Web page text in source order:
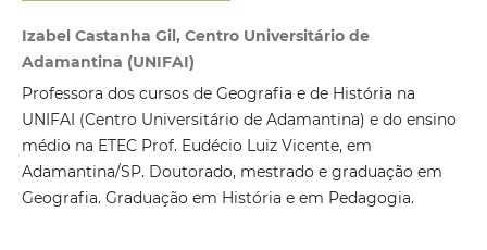
Izabel Castanha Gil, Centro Universitário de
Adamantina (UNIFAI)
Professora dos cursos de Geografia e de História na
UNIFAI (Centro Universitário de Adamantina) e do ensino
médio na ETEC Prof. Eudécio Luiz Vicente, em
Adamantina/SP. Doutorado, mestrado e graduação em
Geografia. Graduação em História e em Pedagogia.